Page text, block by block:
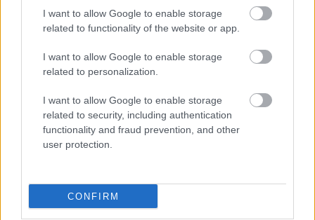
I want to allow Google to enable storage
related to functionality of the website or app.
I want to allow Google to enable storage
related to personalization.
I want to allow Google to enable storage
related to security, including authentication
functionality and fraud prevention, and other
user protection.
CONFIRM
nyújtanak a változatos, tematikus napi programok,
mint a rózsavizes mentatea és gyümölcskínálás, a
kihagyhatatlan vízipipa szeánsz. Minden
megtalálható itt, ami az ezeregy éjszakáról
eszünkbe juthat: a mindent belengő finom illat,
mentatea, illetve a Shiraz Étterem és Duba Kert
kiváló marokkói ételkülönlegességei. Az izgalmakkal
teli misztikus világot és a romantikus hangulatot